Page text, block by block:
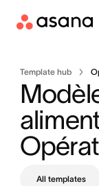
Template hub
All templates